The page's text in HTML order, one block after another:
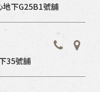
下G25B1號舖
35號舖